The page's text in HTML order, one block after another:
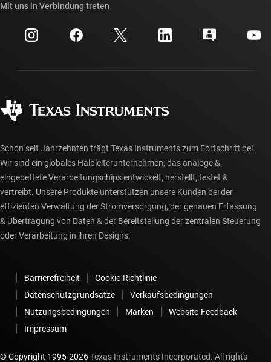
Investorenbeziehungen
Fertigung
Querverweis-Suche
Kundensupportzentrum
myTI-Konto FAQs
Häufig gestellte Fragen zu Bestellungen
Mit uns in Verbindung treten
Schon seit Jahrzehnten trägt Texas Instruments zum Fortschritt bei.
Wir sind ein globales Halbleiterunternehmen, das analoge &
eingebettete Verarbeitungschips entwickelt, herstellt, testet &
vertreibt. Unsere Produkte unterstützen unsere Kunden bei der
effizienten Verwaltung der Stromversorgung, der genauen Erfassung
& Übertragung von Daten & der Bereitstellung der zentralen Steuerung
oder Verarbeitung in ihren Designs.
Barrierefreiheit
Cookie-Richtlinie
Datenschutzgrundsätze
Verkaufsbedingungen
Nutzungsbedingungen
Marken
Website-Feedback
Impressum
© Copyright 1995-2026Texas Instruments Incorporated. All rights